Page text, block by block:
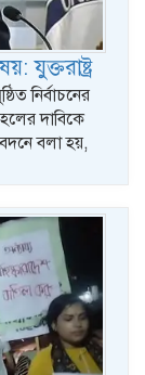
যুক্তরাষ্ট্র
নির্বাচনের
দাবিকে
বলা হয়,